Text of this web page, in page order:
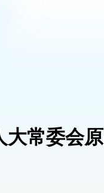
大常委会